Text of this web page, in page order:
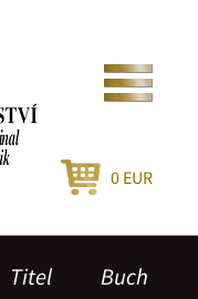
0 EUR
Titel Buch